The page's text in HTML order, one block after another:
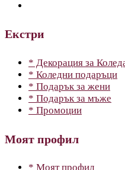
Екстри
* Декорация за
* Коледни подаръци
* Подарък за жени
* Подарък за мъже
* Промоции
Моят профил
* Моят профил